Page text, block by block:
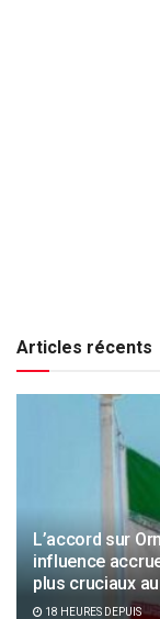
Articles récents
L’accord sur
influence
plus cruciaux
18 HEURES DEPUIS